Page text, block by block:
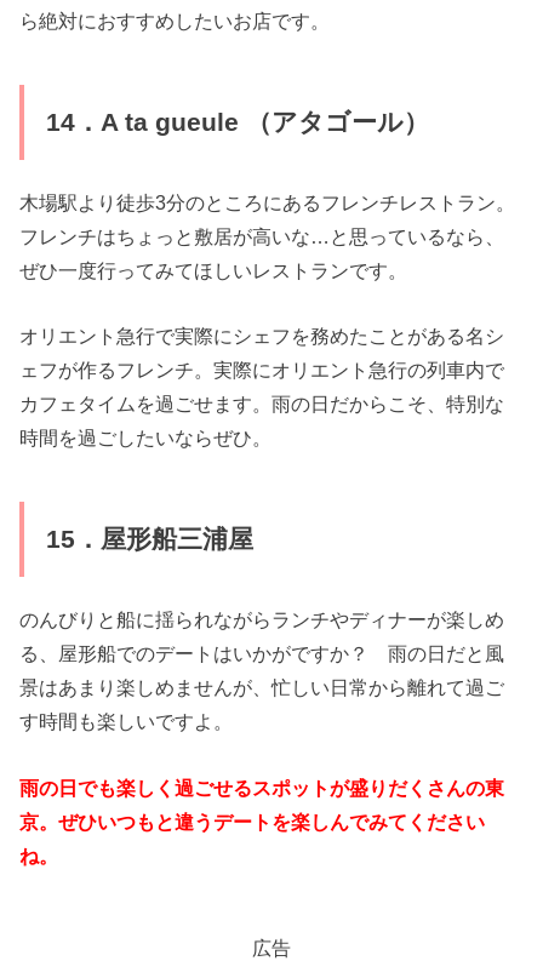
ら絶対におすすめしたいお店です。
14．A ta gueule （アタゴール）
木場駅より徒歩3分のところにあるフレンチレストラン。
フレンチはちょっと敷居が高いな…と思っているなら、
ぜひ一度行ってみてほしいレストランです。
オリエント急行で実際にシェフを務めたことがある名シ
ェフが作るフレンチ。実際にオリエント急行の列車内で
カフェタイムを過ごせます。雨の日だからこそ、特別な
時間を過ごしたいならぜひ。
15．屋形船三浦屋
のんびりと船に揺られながらランチやディナーが楽しめ
る、屋形船でのデートはいかがですか？ 雨の日だと風
景はあまり楽しめませんが、忙しい日常から離れて過ご
す時間も楽しいですよ。
雨の日でも楽しく過ごせるスポットが盛りだくさんの東
京。ぜひいつもと違うデートを楽しんでみてください
ね。
広告